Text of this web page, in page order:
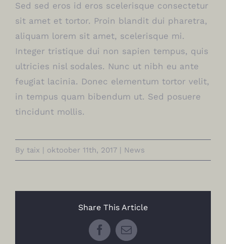
Sed sed eros id eros scelerisque consectetur
sit amet et tortor. Proin blandit dui pharetra,
aliquam lorem sit amet, scelerisque mi.
Integer tristique dui non sapien tempus, quis
ultricies nisl sodales. Nunc ut nibh eu ante
feugiat lacinia. Donec elementum tortor velit,
in tempus quam bibendum ut. Sed posuere
tincidunt mollis.
By taix | oktoober 11th, 2017 | News
Share This Article
Facebook
Email